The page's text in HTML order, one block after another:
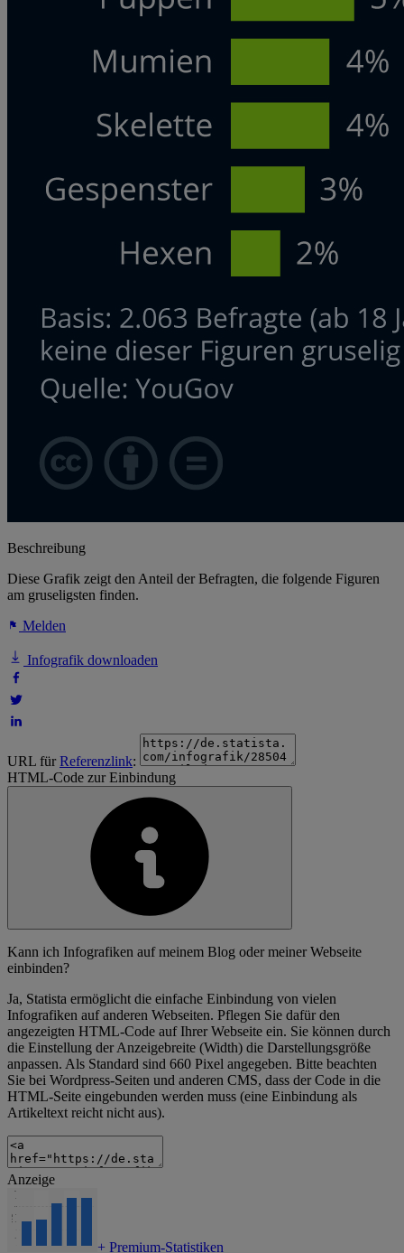
Beschreibung
Diese Grafik zeigt den Anteil der Befragten, die folgende Figuren
am gruseligsten finden.
Melden
Infografik downloaden
URL fürReferenzlink:
HTML-Code zur Einbindung
Kann ich Infografiken auf meinem Blog oder meiner Webseite
einbinden?
Ja, Statista ermöglicht die einfache Einbindung von vielen
Infografiken auf anderen Webseiten. Pflegen Sie dafür den
angezeigten HTML-Code auf Ihrer Webseite ein. Sie können durch
die Einstellung der Anzeigebreite (Width) die Darstellungsgröße
anpassen. Als Standard sind 660 Pixel angegeben. Bitte beachten
Sie bei Wordpress-Seiten und anderen CMS, dass der Code in die
HTML-Seite eingebunden werden muss (eine Einbindung als
Artikeltext reicht nicht aus).
Anzeige
+ Premium-Statistiken